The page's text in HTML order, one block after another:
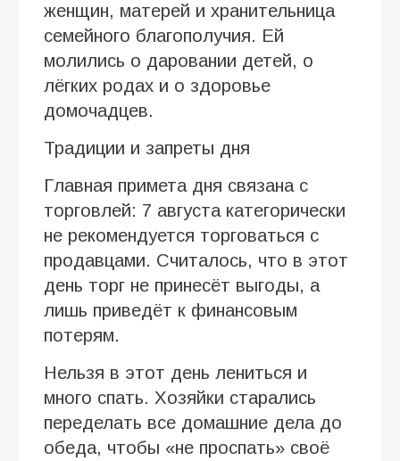
женщин, матерей и хранительница
семейного благополучия. Ей
молились о даровании детей, о
лёгких родах и о здоровье
домочадцев.
Традиции и запреты дня
Главная примета дня связана с
торговлей: 7 августа категорически
не рекомендуется торговаться с
продавцами. Считалось, что в этот
день торг не принесёт выгоды, а
лишь приведёт к финансовым
потерям.
Нельзя в этот день лениться и
много спать. Хозяйки старались
переделать все домашние дела до
обеда, чтобы «не проспать» своё